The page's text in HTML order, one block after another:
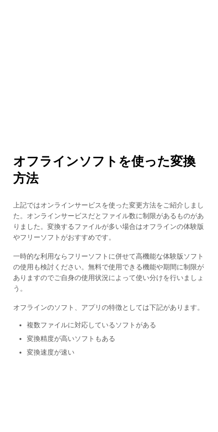
オフラインソフトを使った変換
方法
上記ではオンラインサービスを使った変更方法をご紹介しまし
た。オンラインサービスだとファイル数に制限があるものがあ
りました。変換するファイルが多い場合はオフラインの体験版
やフリーソフトがおすすめです。
一時的な利用ならフリーソフトに併せて高機能な体験版ソフト
の使用も検討ください。無料で使用できる機能や期間に制限が
ありますのでご自身の使用状況によって使い分けを行いましょ
う。
オフラインのソフト、アプリの特徴としては下記があります。
複数ファイルに対応しているソフトがある
変換精度が高いソフトもある
変換速度が速い